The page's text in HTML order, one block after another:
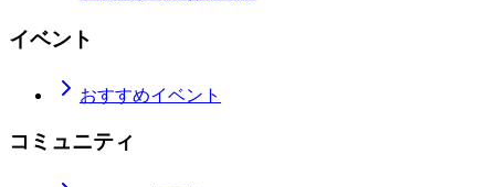
イベント
おすすめイベント
コミュニティ